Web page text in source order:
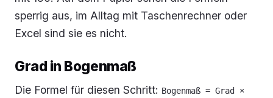
sperrig aus, im Alltag mit Taschenrechner oder
Excel sind sie es nicht.
Grad in Bogenmaß
Die Formel für diesen Schritt: Bogenmaß = Grad ×